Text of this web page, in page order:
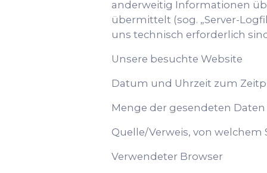
anderweitig Informationen
übermittelt (sog. „Server-
uns technisch erforderlich
Unsere besuchte Website
Datum und Uhrzeit zum
Menge der gesendeten
Quelle/Verweis, von welchem
Verwendeter Browser